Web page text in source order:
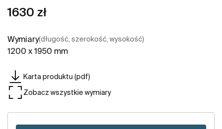
1630 zł
Wymiary(długość, szerokość, wysokość)
1200 x 1950 mm
Karta produktu (pdf)
Zobacz wszystkie wymiary